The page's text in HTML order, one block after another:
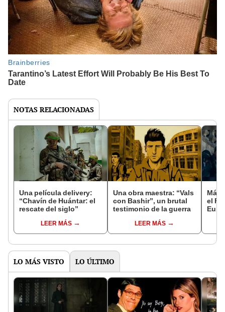
NOTAS RELACIONADAS
Una película delivery:
“Chavín de Huántar: el
rescate del siglo”
LEER MÁS
Una obra maestra: “Vals
con Bashir”, un brutal
testimonio de la guerra
LEER MÁS
Más
el
LO MÁS VISTO LO ÚLTIMO